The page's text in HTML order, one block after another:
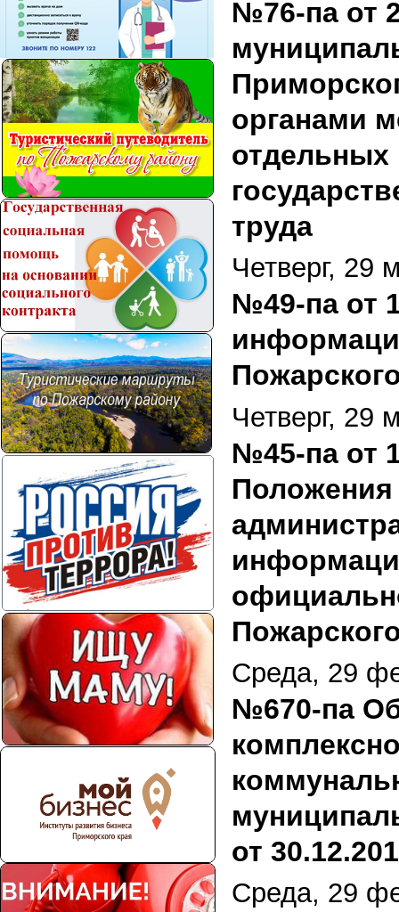
№76-па от
органами
отдельных
труда
Четверг, 29
№49-па от
Четверг, 29
№45-па от
Среда, 29
№670-па
от
Среда, 29